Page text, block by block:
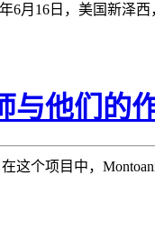
6月16日，美国新泽
与他们的
这个项目中，